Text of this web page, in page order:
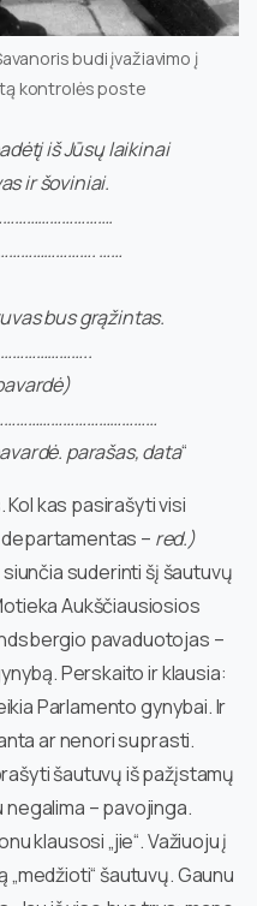
budi įvažiavimo į
kontrolės poste
iš Jūsų laikinai
ir šoviniai.
……
bus grąžintas.
parašas, data“
kas pasirašyti visi
– red.)
suderinti šį šautuvų
Aukščiausiosios
pavaduotojas –
Perskaito ir klausia:
Parlamento gynybai. Ir
ar nenori suprasti.
šautuvų iš pažįstamų
– pavojinga.
klausosi „jie“. Važiuoju į
šautuvų. Gaunu